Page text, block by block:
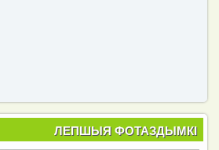
ЛЕПШЫЯ ФОТАЗДЫМКІ